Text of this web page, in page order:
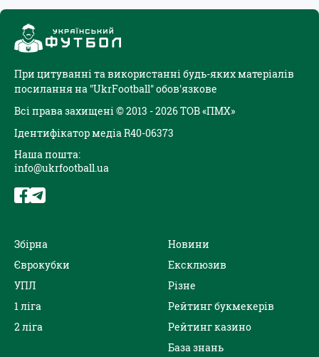
При цитуванні та використанні будь-яких матеріалів
посилання на "UkrFootball" обов'язкове
Всі права захищені © 2013 - 2026 ТОВ «ПМХ»
Ідентифікатор медіа R40-06373
Наша пошта:
info@ukrfootball.ua
Збірна
Єврокубки
УПЛ
1 ліга
2 ліга
Новини
Ексклюзив
Різне
Рейтинг букмекерів
Рейтинг казино
База знань